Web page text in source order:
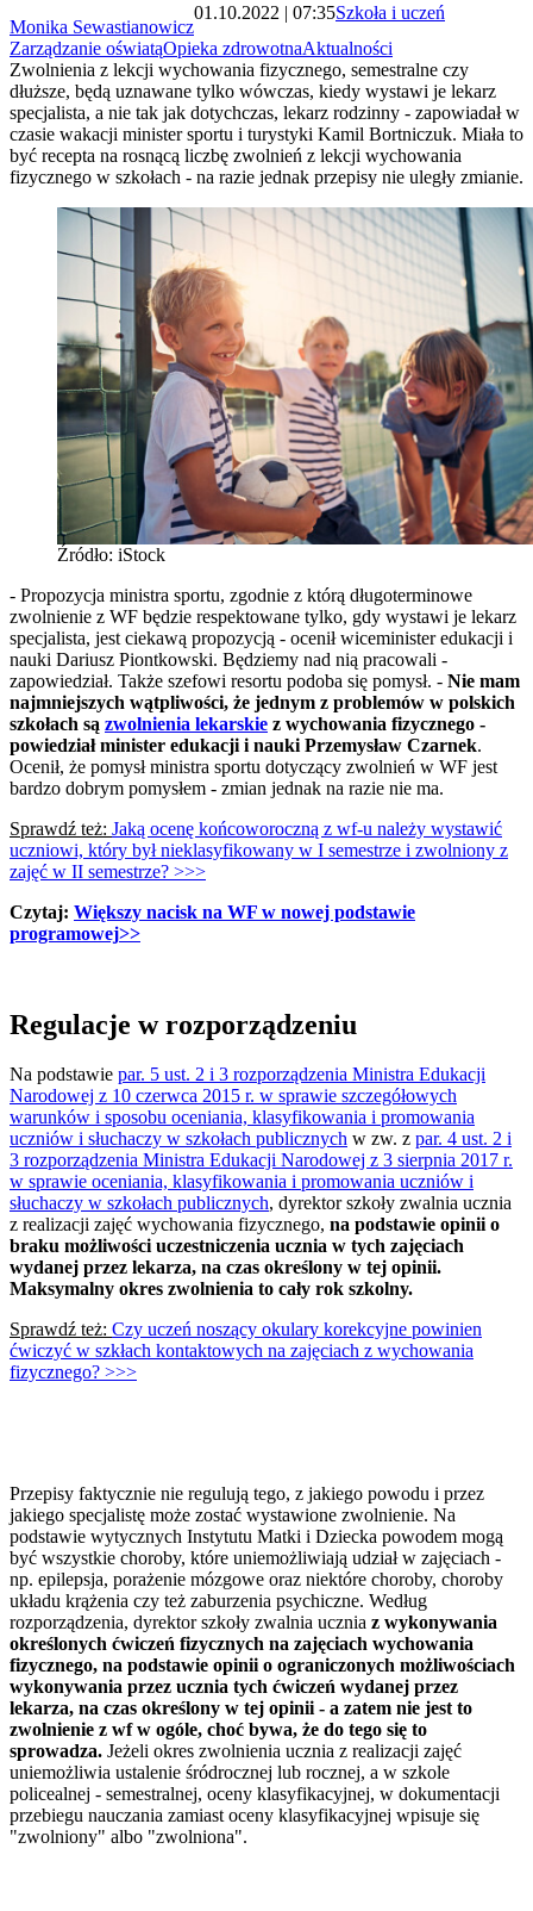
Monika Sewastianowicz
01.10.2022 | 07:35Szkoła i uczeń
Zarządzanie oświatąOpieka zdrowotnaAktualności
Zwolnienia z lekcji wychowania fizycznego, semestralne czy
dłuższe, będą uznawane tylko wówczas, kiedy wystawi je lekarz
specjalista, a nie tak jak dotychczas, lekarz rodzinny - zapowiadał w
czasie wakacji minister sportu i turystyki Kamil Bortniczuk. Miała to
być recepta na rosnącą liczbę zwolnień z lekcji wychowania
fizycznego w szkołach - na razie jednak przepisy nie uległy zmianie.
Źródło: iStock
- Propozycja ministra sportu, zgodnie z którą długoterminowe
zwolnienie z WF będzie respektowane tylko, gdy wystawi je lekarz
specjalista, jest ciekawą propozycją - ocenił wiceminister edukacji i
nauki Dariusz Piontkowski. Będziemy nad nią pracowali -
zapowiedział. Także szefowi resortu podoba się pomysł. - Nie mam
najmniejszych wątpliwości, że jednym z problemów w polskich
szkołach są zwolnienia lekarskie z wychowania fizycznego -
powiedział minister edukacji i nauki Przemysław Czarnek.
Ocenił, że pomysł ministra sportu dotyczący zwolnień w WF jest
bardzo dobrym pomysłem - zmian jednak na razie nie ma.
Sprawdź też: Jaką ocenę końcoworoczną z wf-u należy wystawić
uczniowi, który był nieklasyfikowany w I semestrze i zwolniony z
zajęć w II semestrze? >>>
Czytaj: ​ Większy nacisk na WF w nowej podstawie
programowej>>
Regulacje w rozporządzeniu
Na podstawie par. 5 ust. 2 i 3 rozporządzenia Ministra Edukacji
Narodowej z 10 czerwca 2015 r. w sprawie szczegółowych
warunków i sposobu oceniania, klasyfikowania i promowania
uczniów i słuchaczy w szkołach publicznych w zw. z par. 4 ust. 2 i
3 rozporządzenia Ministra Edukacji Narodowej z 3 sierpnia 2017 r.
w sprawie oceniania, klasyfikowania i promowania uczniów i
słuchaczy w szkołach publicznych, dyrektor szkoły zwalnia ucznia
z realizacji zajęć wychowania fizycznego, na podstawie opinii o
braku możliwości uczestniczenia ucznia w tych zajęciach
wydanej przez lekarza, na czas określony w tej opinii.
Maksymalny okres zwolnienia to cały rok szkolny.
Sprawdź też: Czy uczeń noszący okulary korekcyjne powinien
ćwiczyć w szkłach kontaktowych na zajęciach z wychowania
fizycznego? >>>
Przepisy faktycznie nie regulują tego, z jakiego powodu i przez
jakiego specjalistę może zostać wystawione zwolnienie. Na
podstawie wytycznych Instytutu Matki i Dziecka powodem mogą
być wszystkie choroby, które uniemożliwiają udział w zajęciach -
np. epilepsja, porażenie mózgowe oraz niektóre choroby, choroby
układu krążenia czy też zaburzenia psychiczne. Według
rozporządzenia, dyrektor szkoły zwalnia ucznia z wykonywania
określonych ćwiczeń fizycznych na zajęciach wychowania
fizycznego, na podstawie opinii o ograniczonych możliwościach
wykonywania przez ucznia tych ćwiczeń wydanej przez
lekarza, na czas określony w tej opinii - a zatem nie jest to
zwolnienie z wf w ogóle, choć bywa, że do tego się to
sprowadza. Jeżeli okres zwolnienia ucznia z realizacji zajęć
uniemożliwia ustalenie śródrocznej lub rocznej, a w szkole
policealnej - semestralnej, oceny klasyfikacyjnej, w dokumentacji
przebiegu nauczania zamiast oceny klasyfikacyjnej wpisuje się
"zwolniony" albo "zwolniona".